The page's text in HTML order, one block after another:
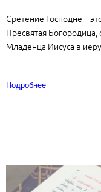
Сретение Господне –
Пресвятая Богородица,
Младенца Иисуса в
Подробнее